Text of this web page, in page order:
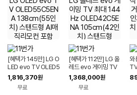
[혜택가 145만] LG O
LED evo TV OLED5
5C5ENA 138cm(55
인치) 스탠드형 AI매직
리모컨 포함
1,816,370원
무료
[혜택가 112만] LG 올
레드 evo 게이밍 TV
최대 144Hz OLED4
2C5ENA 105cm(4
2인치) 스탠드형
1,368,000원
무료
와
침